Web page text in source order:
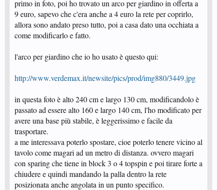
primo in foto, poi ho trovato un arco per giardino in offerta a
9 euro, sapevo che c'era anche a 4 euro la rete per coprirlo,
allora sono andato preso tutto, poi a casa dato una occhiata a
come modificarlo e fatto.
l'arco per giardino che io ho usato è questo qui:
http://www.verdemax.it/newsite/pics/prod/img880/3449.jpg
in questa foto è alto 240 cm e largo 130 cm, modificandolo è
passato ad essere alto 160 e largo 140 cm, l'ho modificato per
avere una base più stabile, è leggerissimo e facile da
trasportare.
a me interessava poterlo spostare, cioe poterlo tenere vicino al
tavolo come magari ad un metro di distanza. ovvero magari
con sparing che tiene in block 3 o 4 topspin e poi tirare forte a
chiudere e quindi mandando la palla dentro la rete
posizionata anche angolata in un punto specifico.